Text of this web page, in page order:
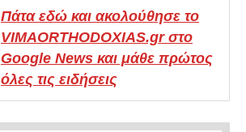
Πάτα εδώ και ακολούθησε το
VIMAORTHODOXIAS.gr στο
Google News και μάθε πρώτος
όλες τις ειδήσεις